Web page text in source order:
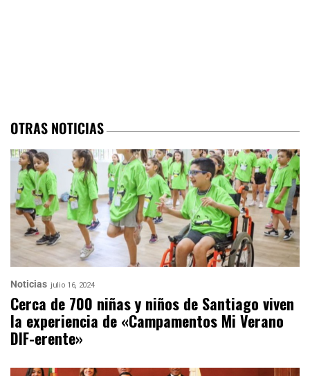
OTRAS NOTICIAS
Noticias julio 16, 2024
Cerca de 700 niñas y niños de Santiago viven
la experiencia de «Campamentos Mi Verano
DIF-erente»